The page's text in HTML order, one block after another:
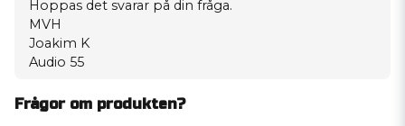
Hoppas det svarar på din fråga.
MVH
Joakim K
Audio 55
Frågor om produkten?